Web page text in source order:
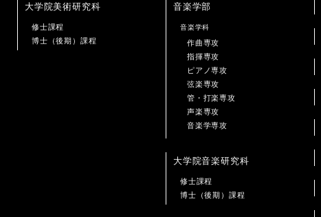
大学院美術研究科
修士課程
博士（後期）課程
音楽学部
音楽学科
作曲専攻
指揮専攻
ピアノ専攻
弦楽専攻
管・打楽専攻
声楽専攻
音楽学専攻
大学院音楽研究科
修士課程
博士（後期）課程